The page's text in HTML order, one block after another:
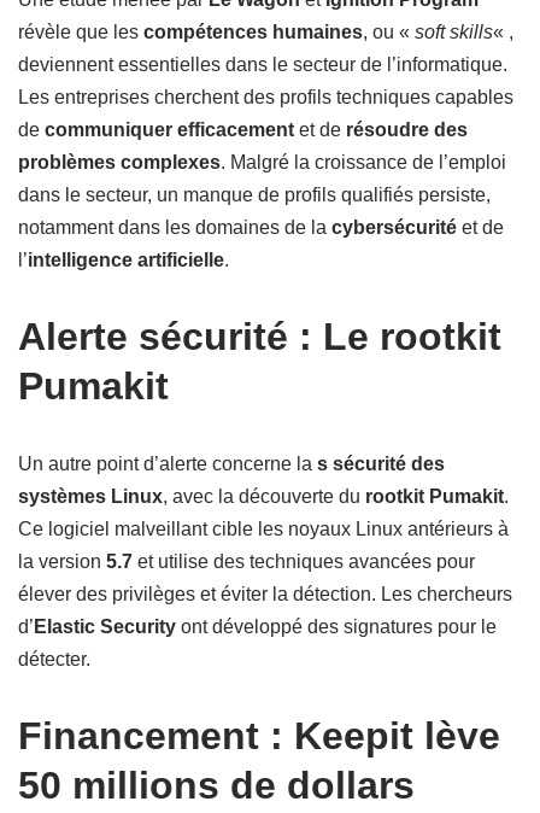
révèle que les compétences humaines, ou « soft skills« ,
deviennent essentielles dans le secteur de l’informatique.
Les entreprises cherchent des profils techniques capables
de communiquer efficacement et de résoudre des
problèmes complexes. Malgré la croissance de l’emploi
dans le secteur, un manque de profils qualifiés persiste,
notamment dans les domaines de la cybersécurité et de
l’intelligence artificielle.
Alerte sécurité : Le rootkit
Pumakit
Un autre point d’alerte concerne la s sécurité des
systèmes Linux, avec la découverte du rootkit Pumakit.
Ce logiciel malveillant cible les noyaux Linux antérieurs à
la version 5.7 et utilise des techniques avancées pour
élever des privilèges et éviter la détection. Les chercheurs
d’ Elastic Security ont développé des signatures pour le
détecter.
Financement : Keepit lève
50 millions de dollars